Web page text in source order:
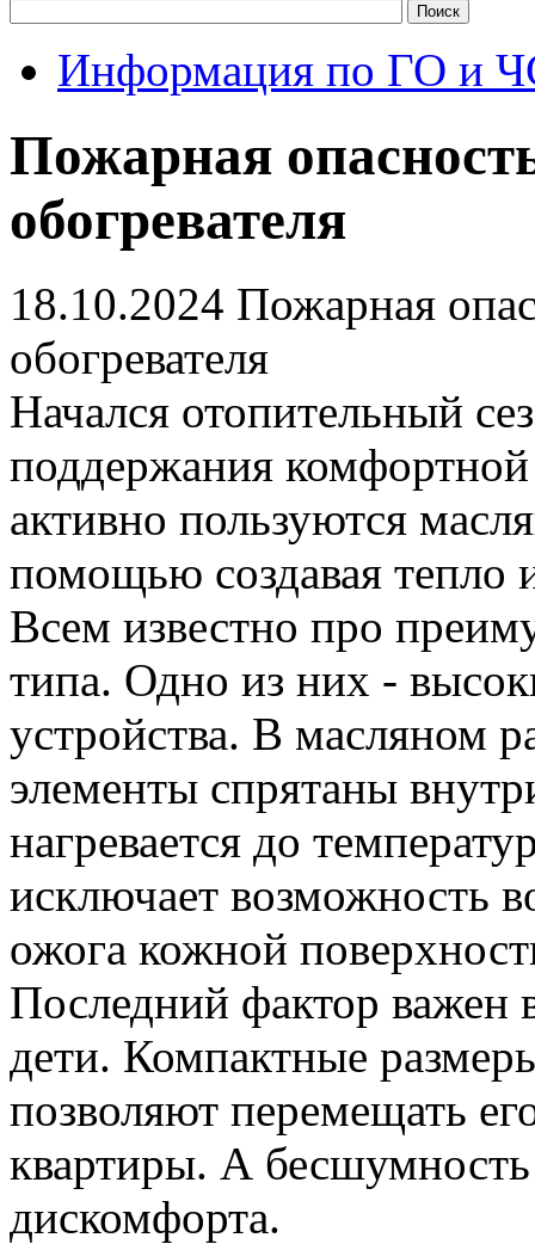
Информация по ГО и
Пожарная
обогревателя
18.10.2024 Пожарная
обогревателя
Начался отопительный
поддержания
активно пользуются
помощью создавая тепло
Всем известно про
типа. Одно из них -
устройства. В масляном
элементы спрятаны
нагревается до
исключает возможность
ожога кожной
Последний фактор важен
дети. Компактные
позволяют перемещать
квартиры. А бесшумность
дискомфорта.